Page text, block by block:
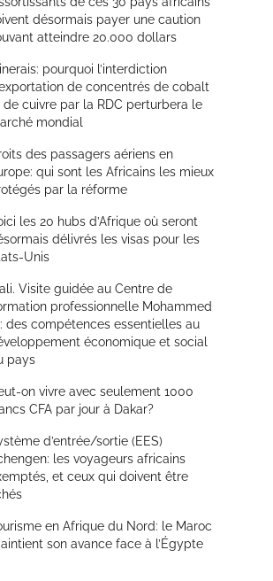
désormais payer une caution
atteindre 20.000 dollars
pourquoi l’interdiction
de concentrés de cobalt
de cuivre par la RDC perturbera le
mondial
des passagers aériens en
qui sont les Africains les mieux
par la réforme
les 20 hubs d’Afrique où seront
délivrés les visas pour les
Unis
Visite guidée au Centre de
professionnelle Mohammed
des compétences essentielles au
économique et social
pays
on vivre avec seulement 1000
CFA par jour à Dakar?
d’entrée/sortie (EES)
les voyageurs africains
et ceux qui doivent être
en Afrique du Nord: le Maroc
son avance face à l’Égypte